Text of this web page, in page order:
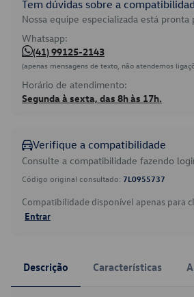
Tem dúvidas sobre a
Nossa equipe especializada está pronta
Whatsapp:
(41) 99125-2143
(apenas mensagens de texto, não atendemos
Horário de atendimento:
Segunda à sexta, das 8h às 17h.
Verifique a compatibilidade
Consulte a compatibilidade fazendo
Código original consultado: 7L0955737
Compatibilidade disponível apenas para
Entrar
Descrição Características